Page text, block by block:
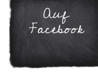
Auf
Facebook